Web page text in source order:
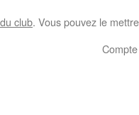
club. Vous pouvez le